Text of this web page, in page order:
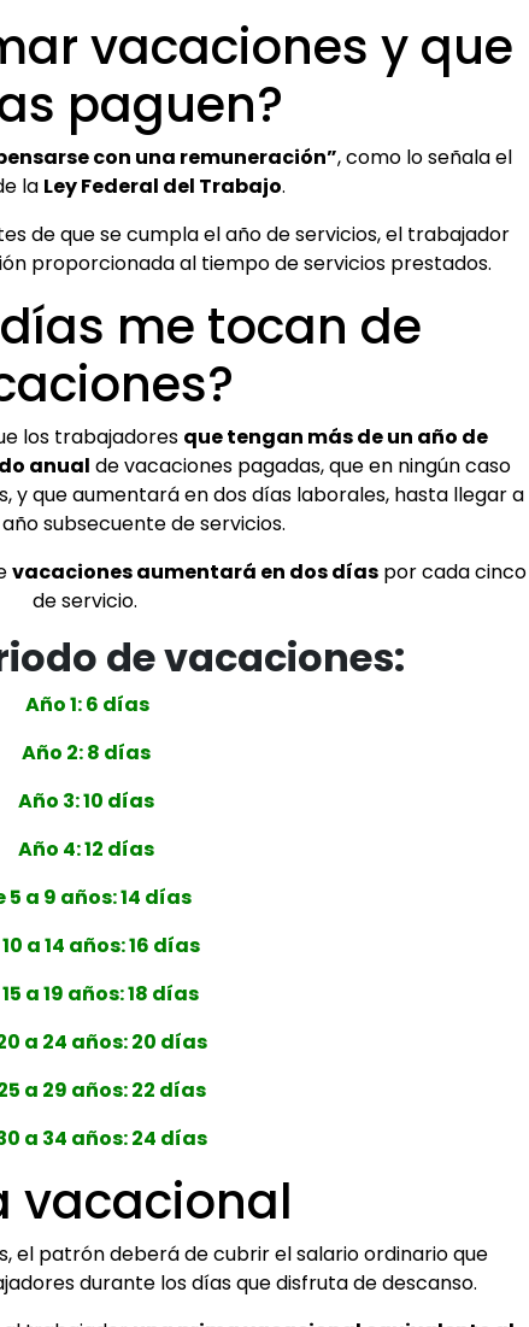
vacaciones y que
paguen?
con una remuneración”, como lo señala el
la Ley Federal del Trabajo.
de que se cumpla el año de servicios, el trabajador
proporcionada al tiempo de servicios prestados.
me tocan de
los trabajadores que tengan más de un año de
anual de vacaciones pagadas, que en ningún caso
y que aumentará en dos días laborales, hasta llegar a
subsecuente de servicios.
vacaciones aumentará en dos díaspor cada cinco
de servicio.
de vacaciones:
Año 1: 6 días
Año 2: 8 días
Año 3: 10 días
Año 4: 12 días
5 a 9 años: 14 días
10 a 14 años: 16 días
a 19 años: 18 días
a 24 años: 20 días
a 29 años: 22 días
a 34 años: 24 días
vacacional
el patrón deberá de cubrir el salario ordinario que
durante los días que disfruta de descanso.